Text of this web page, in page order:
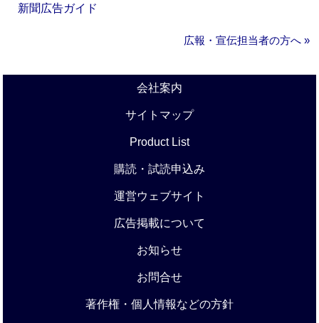
新聞広告ガイド
広報・宣伝担当者の方へ »
会社案内
サイトマップ
Product List
購読・試読申込み
運営ウェブサイト
広告掲載について
お知らせ
お問合せ
著作権・個人情報などの方針